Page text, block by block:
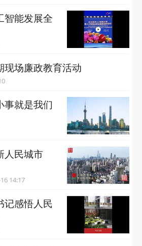
智能发展全
现场廉政教育活动
事就是我们
人民城市
07-16 14:17
记感悟人民